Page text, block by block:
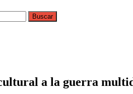
a la guerra